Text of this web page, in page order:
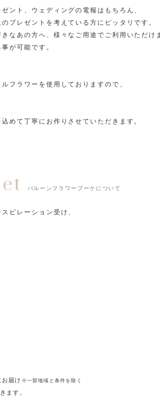
ント、ウェディングの電報はもちろん、
プレゼントを考えている方にピッタリです。
なあの方へ、様々なご用途でご利用いただけ
が可能です。
フラワーを使用しておりますので、
めて丁寧にお作りさせていただきます。
バルーンフラワーブーケについて
ピレーション受け、
届け ※一部地域と条件を除く
ます。